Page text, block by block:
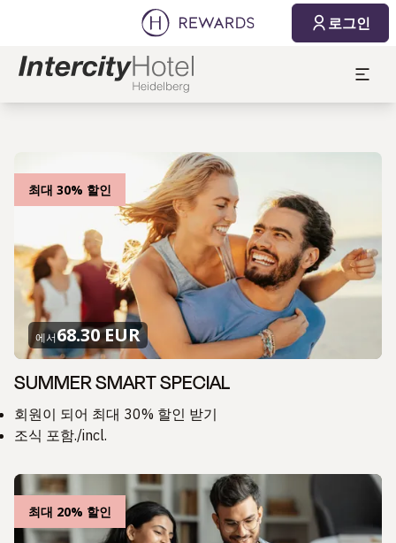
로그인
최대 30% 할인
에서68.30 EUR
SUMMER SMART SPECIAL
회원이 되어 최대 30% 할인 받기
조식 포함./incl.
최대 20% 할인